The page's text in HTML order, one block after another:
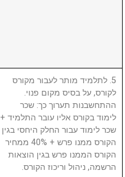
5. לתלמיד מותר לעבור מקורס
לקורס, על בסיס מקום פנוי.
ההתחשבנות תערוך כך: שכר
לימוד בקורס אליו עובר התלמיד +
שכר לימוד עבור החלק היחסי בגין
הקורס ממנו פרש + 40% ממחיר
הקורס הממנו פרש בגין הוצאות
הרשמה, ניהול וריכוז הקורס.